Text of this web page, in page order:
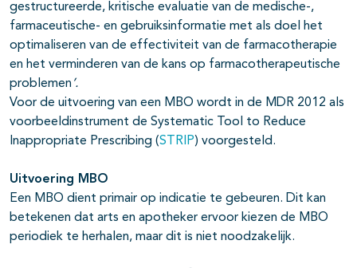
gestructureerde, kritische evaluatie van de medische-,
farmaceutische- en gebruiksinformatie met als doel het
optimaliseren van de effectiviteit van de farmacotherapie
en het verminderen van de kans op farmacotherapeutische
problemen ’.
Voor de uitvoering van een MBO wordt in de MDR 2012 als
voorbeeldinstrument de Systematic Tool to Reduce
Inappropriate Prescribing (STRIP) voorgesteld.
Uitvoering MBO
Een MBO dient primair op indicatie te gebeuren. Dit kan
betekenen dat arts en apotheker ervoor kiezen de MBO
periodiek te herhalen, maar dit is niet noodzakelijk.